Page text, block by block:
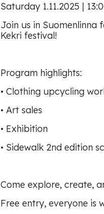
Saturday 1.11.2025 |
Join us in Suomenlinna
Kekri festival!
Program highlights:
• Clothing upcycling
• Art sales
• Exhibition
• Sidewalk 2nd edition
Come explore, create,
Free entry, everyone is